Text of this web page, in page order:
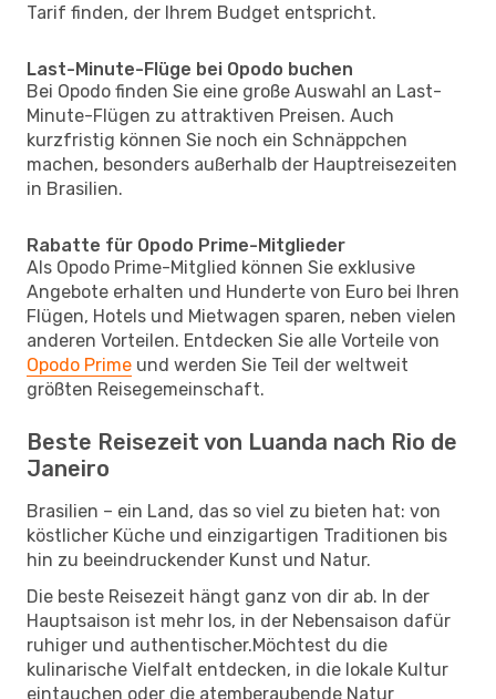
Tarif finden, der Ihrem Budget entspricht.
Last-Minute-Flüge bei Opodo buchen
Bei Opodo finden Sie eine große Auswahl an Last-
Minute-Flügen zu attraktiven Preisen. Auch
kurzfristig können Sie noch ein Schnäppchen
machen, besonders außerhalb der Hauptreisezeiten
in Brasilien.
Rabatte für Opodo Prime-Mitglieder
Als Opodo Prime-Mitglied können Sie exklusive
Angebote erhalten und Hunderte von Euro bei Ihren
Flügen, Hotels und Mietwagen sparen, neben vielen
anderen Vorteilen. Entdecken Sie alle Vorteile von
Opodo Prime und werden Sie Teil der weltweit
größten Reisegemeinschaft.
Beste Reisezeit von Luanda nach Rio de
Janeiro
Brasilien – ein Land, das so viel zu bieten hat: von
köstlicher Küche und einzigartigen Traditionen bis
hin zu beeindruckender Kunst und Natur.
Die beste Reisezeit hängt ganz von dir ab. In der
Hauptsaison ist mehr los, in der Nebensaison dafür
ruhiger und authentischer.Möchtest du die
kulinarische Vielfalt entdecken, in die lokale Kultur
eintauchen oder die atemberaubende Natur